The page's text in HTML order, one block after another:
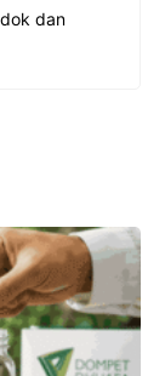
dan